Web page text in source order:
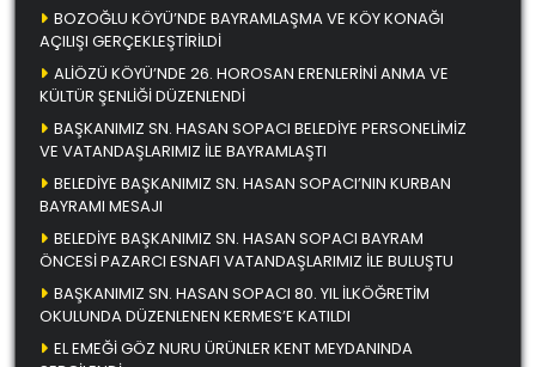
BOZOĞLU KÖYÜ’NDE BAYRAMLAŞMA VE KÖY KONAĞI
AÇILIŞI GERÇEKLEŞTİRİLDİ
ALİÖZÜ KÖYÜ’NDE 26. HOROSAN ERENLERİNİ ANMA VE
KÜLTÜR ŞENLİĞİ DÜZENLENDİ
BAŞKANIMIZ SN. HASAN SOPACI BELEDİYE PERSONELİMİZ
VE VATANDAŞLARIMIZ İLE BAYRAMLAŞTI
BELEDİYE BAŞKANIMIZ SN. HASAN SOPACI’NIN KURBAN
BAYRAMI MESAJI
BELEDİYE BAŞKANIMIZ SN. HASAN SOPACI BAYRAM
ÖNCESİ PAZARCI ESNAFI VATANDAŞLARIMIZ İLE BULUŞTU
BAŞKANIMIZ SN. HASAN SOPACI 80. YIL İLKÖĞRETİM
OKULUNDA DÜZENLENEN KERMES’E KATILDI
EL EMEĞİ GÖZ NURU ÜRÜNLER KENT MEYDANINDA